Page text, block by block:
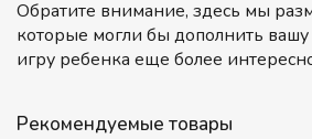
Обратите внимание, здесь мы
которые могли бы дополнить вашу
игру ребенка еще более
Рекомендуемые товары